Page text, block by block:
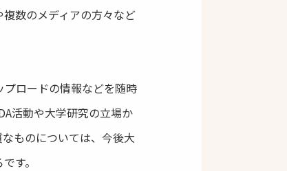
数のメディアの方々など
ロードの情報などを随時
活動や大学研究の立場か
ものについては、今後大
す。